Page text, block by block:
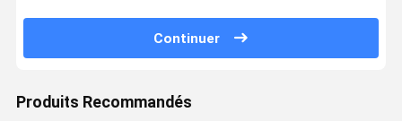
Continuer
Produits Recommandés